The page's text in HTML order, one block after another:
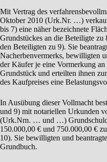
Mit Vertrag des
Oktober 2010 (Urk.Nr. …)
bis 7) eine näher bezeichnete
Grundstückes an die Beteiligte zu
den Beteiligten zu 9). Sie
Nacherbenvermerks, bewilligten
der Käufer je eine Vormerkung an
Grundstück und erteilten ihnen
des Kaufpreises eine
In Ausübung dieser Vollmacht
und 9) mit notariellen Urkunden
(Urk.Nrn. … und …)
150.000,00 € und 750.000,00 €
10). Sie bewilligten und
Grundbuch.